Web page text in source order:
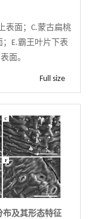
表面；C.蒙古扁桃
E.霸王叶片下表
面。
Full size
布及其形态特征